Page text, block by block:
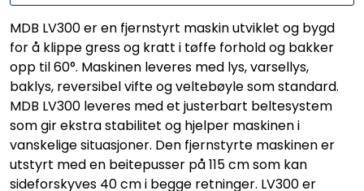
MDB LV300 er en fjernstyrt maskin utviklet og bygd
for å klippe gress og kratt i tøffe forhold og bakker
opp til 60°. Maskinen leveres med lys, varsellys,
baklys, reversibel vifte og veltebøyle som standard.
MDB LV300 leveres med et justerbart beltesystem
som gir ekstra stabilitet og hjelper maskinen i
vanskelige situasjoner. Den fjernstyrte maskinen er
utstyrt med en beitepusser på 115 cm som kan
sideforskyves 40 cm i begge retninger. LV300 er